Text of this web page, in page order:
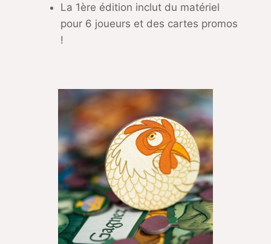
La 1ère édition inclut du matériel
pour 6 joueurs et des cartes promos
!